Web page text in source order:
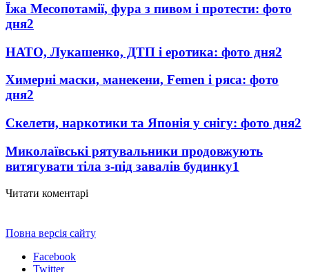
Їжа Месопотамії, фура з пивом і протести: фото
дня2
НАТО, Лукашенко, ДТП і еротика: фото дня2
Химерні маски, манекени, Femen і ряса: фото
дня2
Скелети, наркотики та Японія у снігу: фото дня2
Миколаївські рятувальники продовжують
витягувати тіла з-під завалів будинку1
Читати коментарі
Повна версія сайту
Facebook
Twitter